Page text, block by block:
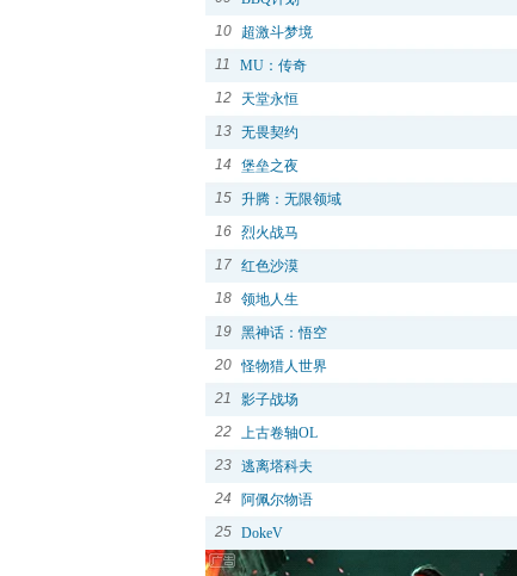
10
超激斗梦境
11
MU：传奇
12
天堂永恒
13 无畏契约
14
堡垒之夜
15 升腾：无限领域
16 烈火战马
17 红色沙漠
18 领地人生
19 黑神话：悟空
20 怪物猎人世界
21
影子战场
22 上古卷轴OL
23 逃离塔科夫
24
阿佩尔物语
25 DokeV